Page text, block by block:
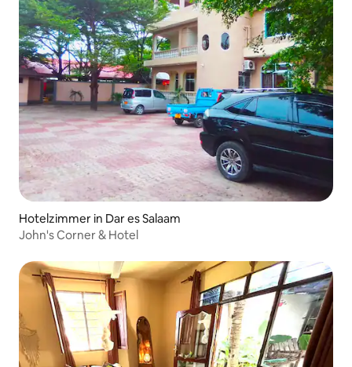
Hotelzimmer in Dar es Salaam
John's Corner & Hotel